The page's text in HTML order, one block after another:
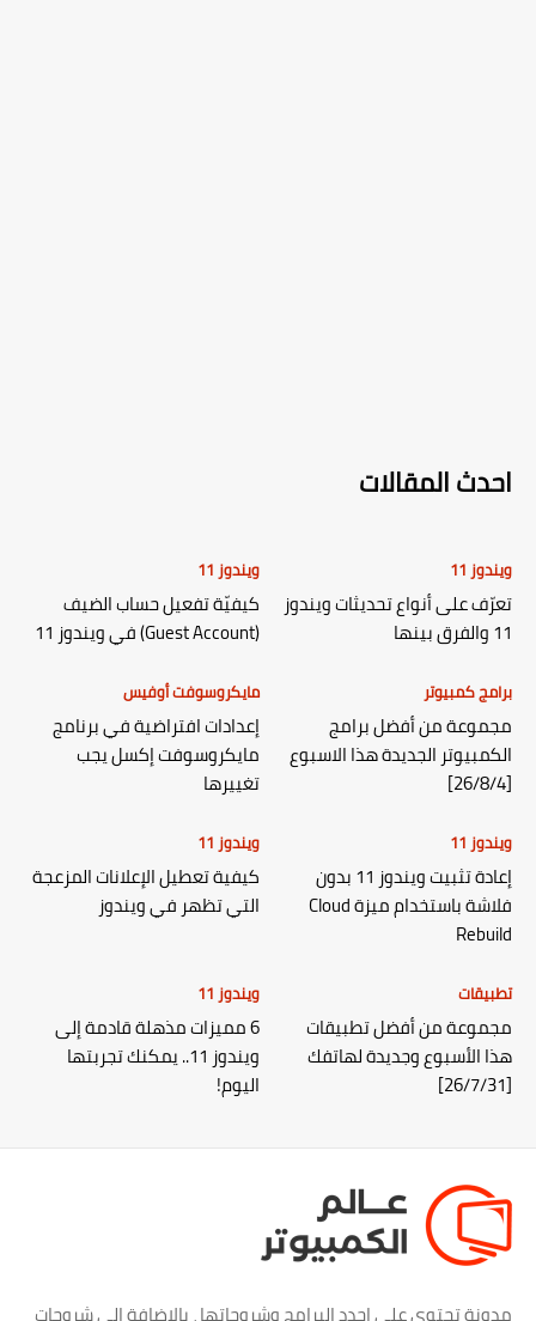
احدث المقالات
ويندوز 11
تعرّف على أنواع تحديثات ويندوز
11 والفرق بينها
ويندوز 11
كيفيّة تفعيل حساب الضيف
(Guest Account) في ويندوز 11
برامج كمبيوتر
مجموعة من أفضل برامج
الكمبيوتر الجديدة هذا الاسبوع
[26/8/4]
مايكروسوفت أوفيس
إعدادات افتراضية في برنامج
مايكروسوفت إكسل يجب
تغييرها
ويندوز 11
إعادة تثبيت ويندوز 11 بدون
فلاشة باستخدام ميزة Cloud
Rebuild
ويندوز 11
كيفية تعطيل الإعلانات المزعجة
التي تظهر في ويندوز
تطبيقات
مجموعة من أفضل تطبيقات
هذا الأسبوع وجديدة لهاتفك
[26/7/31]
ويندوز 11
6 مميزات مذهلة قادمة إلى
ويندوز 11.. يمكنك تجربتها
اليوم!